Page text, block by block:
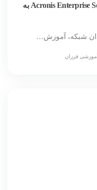
آموزش پیکربندی نرم افزارهای Acronis Enterprise Server به
شبکه، آموزش…
فرزان